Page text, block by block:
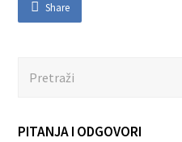
Share
PITANJA I ODGOVORI